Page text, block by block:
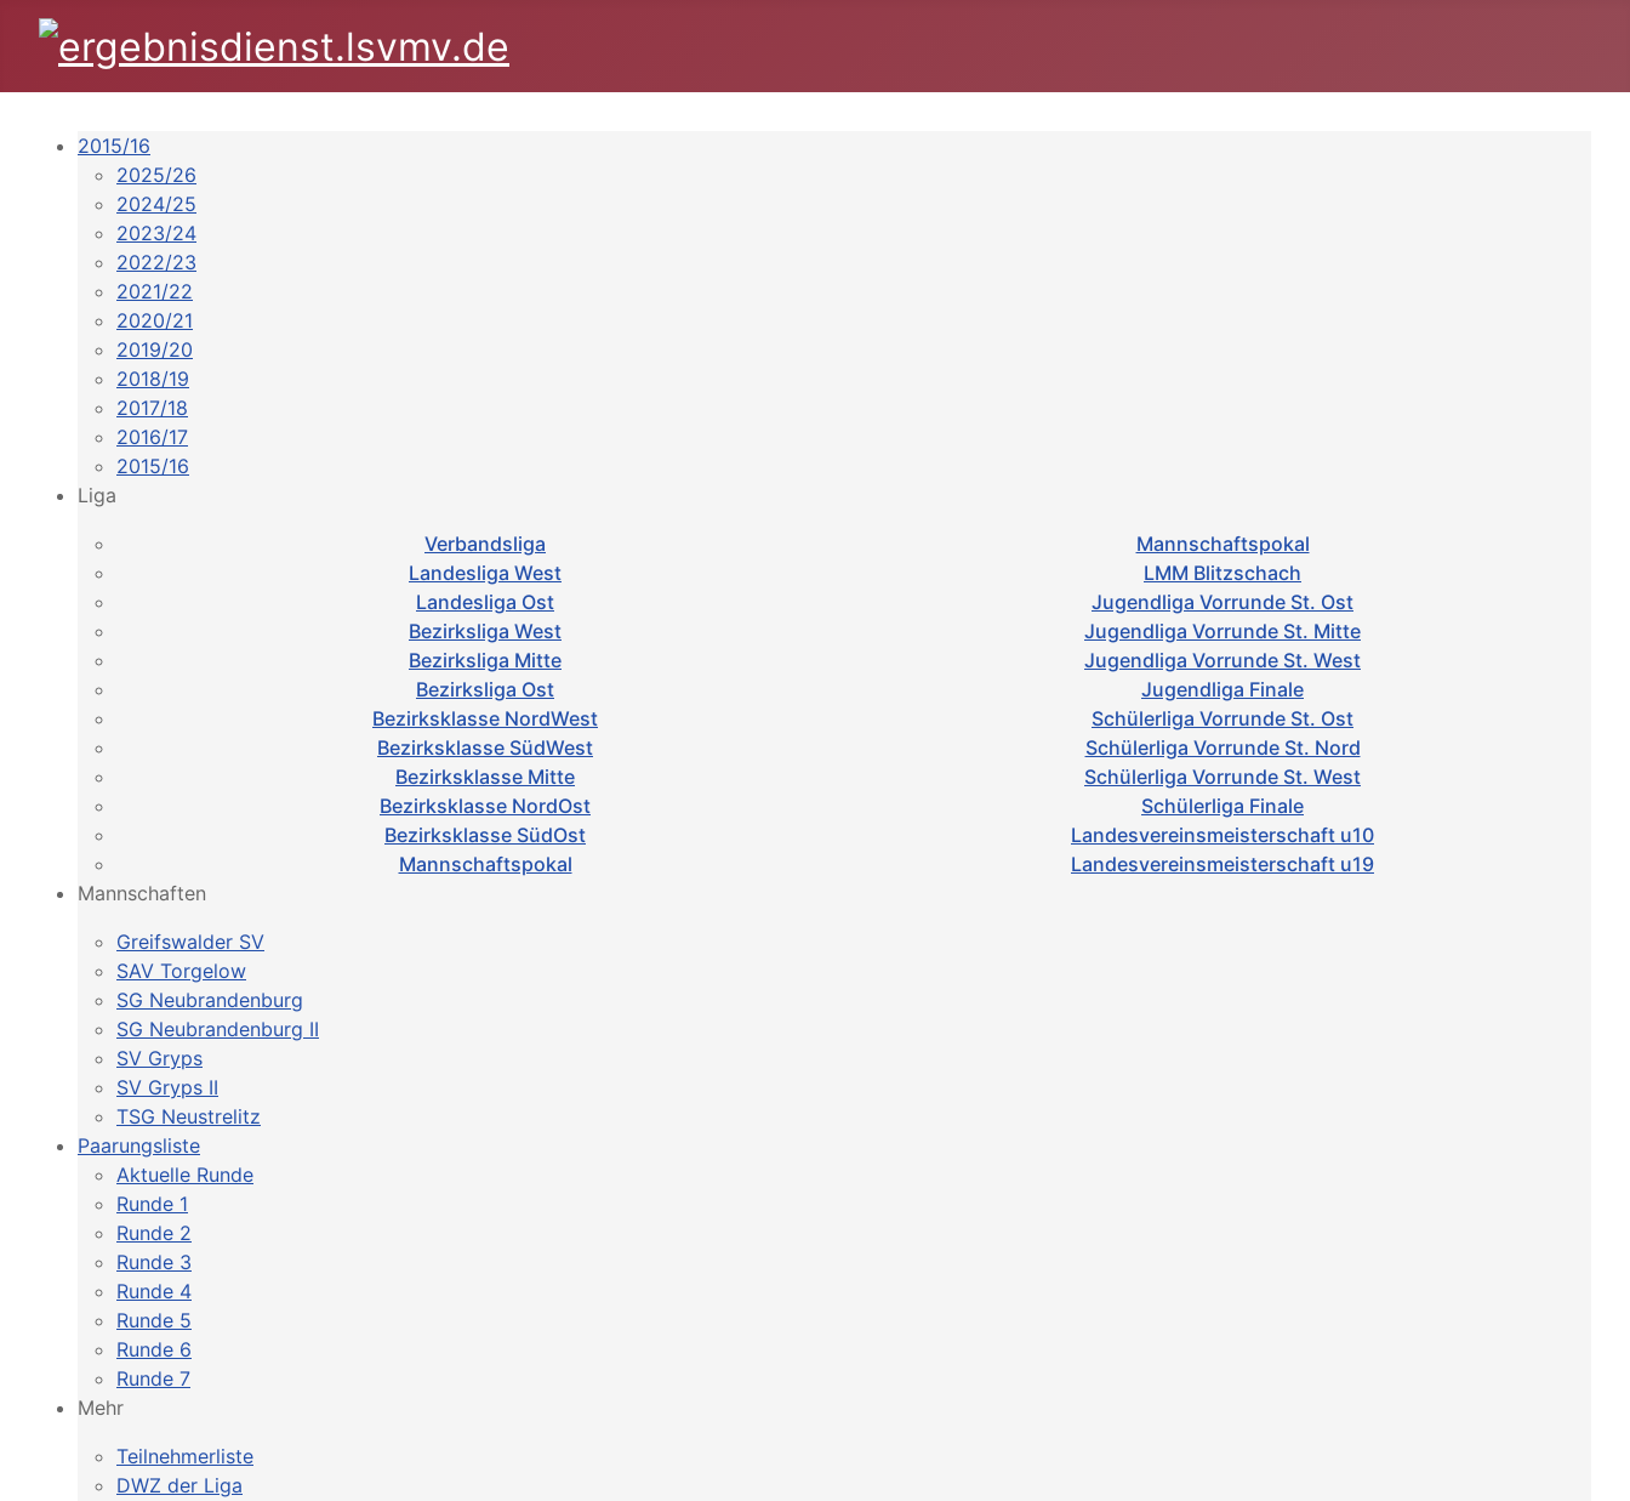
2015/16
2025/26
2024/25
2023/24
2022/23
2021/22
2020/21
2019/20
2018/19
2017/18
2016/17
2015/16
Liga
Verbandsliga
Mannschaftspokal
Landesliga West
LMM Blitzschach
Landesliga Ost
Jugendliga Vorrunde St. Ost
Bezirksliga West
Jugendliga Vorrunde St. Mitte
Bezirksliga Mitte
Jugendliga Vorrunde St. West
Bezirksliga Ost
Jugendliga Finale
Bezirksklasse NordWest
Schülerliga Vorrunde St. Ost
Bezirksklasse SüdWest
Schülerliga Vorrunde St. Nord
Bezirksklasse Mitte
Schülerliga Vorrunde St. West
Bezirksklasse NordOst
Schülerliga Finale
Bezirksklasse SüdOst
Landesvereinsmeisterschaft u10
Mannschaftspokal
Landesvereinsmeisterschaft u19
Mannschaften
Greifswalder SV
SAV Torgelow
SG Neubrandenburg
SG Neubrandenburg II
SV Gryps
SV Gryps II
TSG Neustrelitz
Paarungsliste
Aktuelle Runde
Runde 1
Runde 2
Runde 3
Runde 4
Runde 5
Runde 6
Runde 7
Mehr
Teilnehmerliste
DWZ der Liga